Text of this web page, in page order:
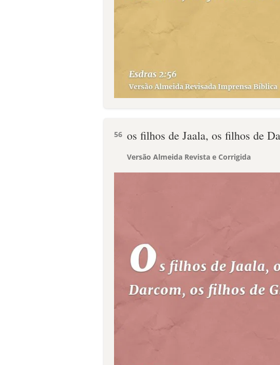
56 os filhos de Jaala, os filhos de
Versão Almeida Revista e Corrigida